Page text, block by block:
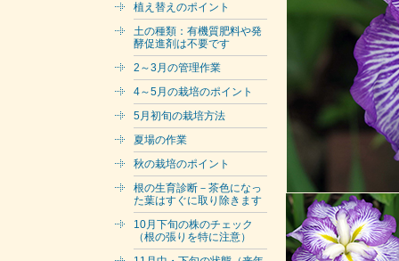
植え替えのポイント
土の種類：有機質肥料や発
酵促進剤は不要です
2～3月の管理作業
4～5月の栽培のポイント
5月初旬の栽培方法
夏場の作業
秋の栽培のポイント
根の生育診断－茶色になっ
た葉はすぐに取り除きます
10月下旬の株のチェック
（根の張りを特に注意）